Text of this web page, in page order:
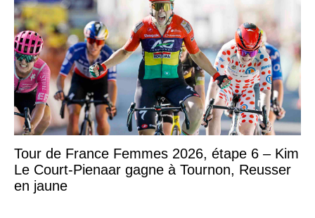
Tour de France Femmes 2026, étape 6 – Kim
Le Court-Pienaar gagne à Tournon, Reusser
en jaune